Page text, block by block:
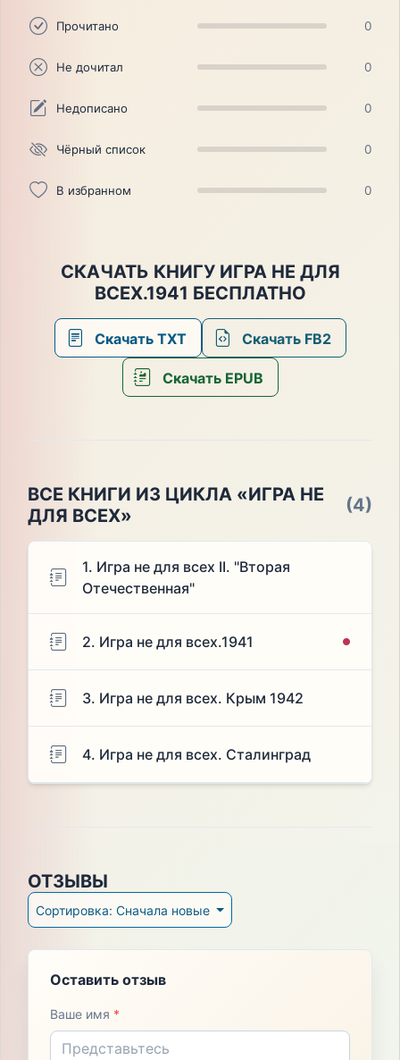
Прочитано 0
Не дочитал 0
Недописано 0
Чёрный список 0
В избранном 0
СКАЧАТЬ КНИГУ ИГРА НЕ ДЛЯ
ВСЕХ.1941 БЕСПЛАТНО
Скачать TXT Скачать FB2
Скачать EPUB
ВСЕ КНИГИ ИЗ ЦИКЛА «ИГРА НЕ
ДЛЯ ВСЕХ»
(4)
1. Игра не для всех II. "Вторая
Отечественная"
2. Игра не для всех.1941
3. Игра не для всех. Крым 1942
4. Игра не для всех. Сталинград
ОТЗЫВЫ
Сортировка: Сначала новые
Оставить отзыв
Ваше имя *